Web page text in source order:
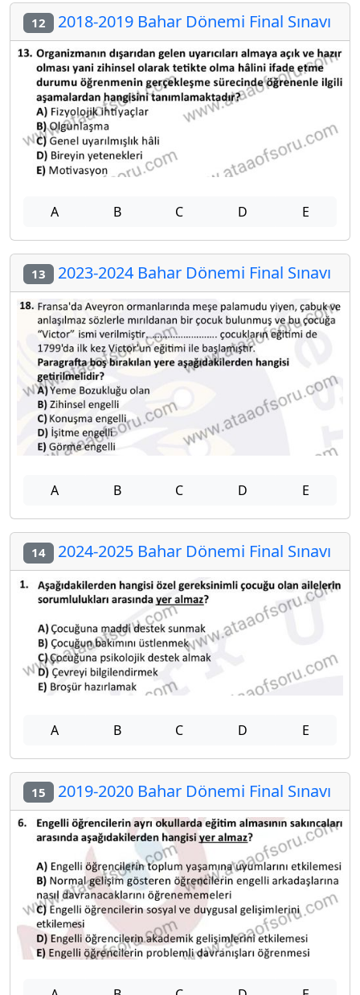
12 2018-2019 Bahar Dönemi Final Sınavı
A B C D E
13 2023-2024 Bahar Dönemi Final Sınavı
A B C D E
14 2024-2025 Bahar Dönemi Final Sınavı
A B C D E
15 2019-2020 Bahar Dönemi Final Sınavı